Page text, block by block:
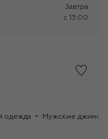
Завтра
c 13:00
одежда Мужские джинсы